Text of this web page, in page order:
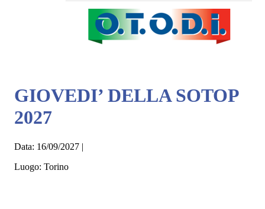
GIOVEDI’ DELLA SOTOP
2027
Data: 16/09/2027 |
Luogo: Torino